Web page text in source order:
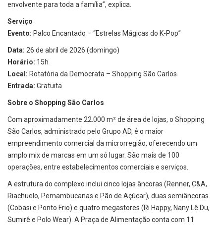
envolvente para toda a família”, explica.
Serviço
Evento: Palco Encantado – “Estrelas Mágicas do K-Pop”
Data: 26 de abril de 2026 (domingo)
Horário: 15h
Local: Rotatória da Democrata – Shopping São Carlos
Entrada: Gratuita
Sobre o Shopping São Carlos
Com aproximadamente 22.000 m² de área de lojas, o Shopping
São Carlos, administrado pelo Grupo AD, é o maior
empreendimento comercial da microrregião, oferecendo um
amplo mix de marcas em um só lugar. São mais de 100
operações, entre estabelecimentos comerciais e serviços.
A estrutura do complexo inclui cinco lojas âncoras (Renner, C&A,
Riachuelo, Pernambucanas e Pão de Açúcar), duas semiâncoras
(Cobasi e Ponto Frio) e quatro megastores (Ri Happy, Nany Lê Du,
Sumirê e Polo Wear). A Praça de Alimentação conta com 11